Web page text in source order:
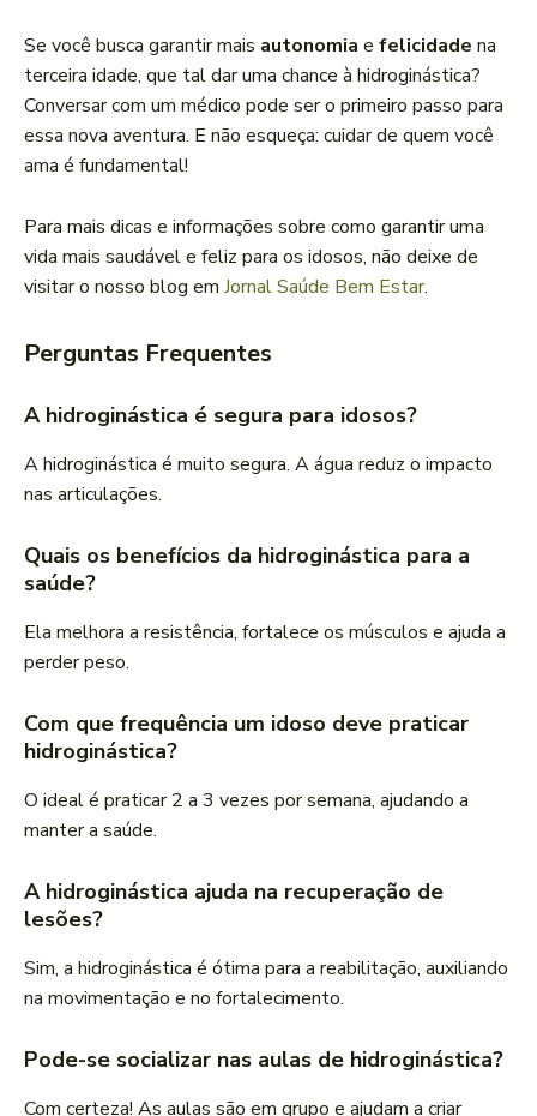
Se você busca garantir mais autonomia e felicidade na
terceira idade, que tal dar uma chance à hidroginástica?
Conversar com um médico pode ser o primeiro passo para
essa nova aventura. E não esqueça: cuidar de quem você
ama é fundamental!
Para mais dicas e informações sobre como garantir uma
vida mais saudável e feliz para os idosos, não deixe de
visitar o nosso blog em Jornal Saúde Bem Estar.
Perguntas Frequentes
A hidroginástica é segura para idosos?
A hidroginástica é muito segura. A água reduz o impacto
nas articulações.
Quais os benefícios da hidroginástica para a
saúde?
Ela melhora a resistência, fortalece os músculos e ajuda a
perder peso.
Com que frequência um idoso deve praticar
hidroginástica?
O ideal é praticar 2 a 3 vezes por semana, ajudando a
manter a saúde.
A hidroginástica ajuda na recuperação de
lesões?
Sim, a hidroginástica é ótima para a reabilitação, auxiliando
na movimentação e no fortalecimento.
Pode-se socializar nas aulas de hidroginástica?
Com certeza! As aulas são em grupo e ajudam a criar